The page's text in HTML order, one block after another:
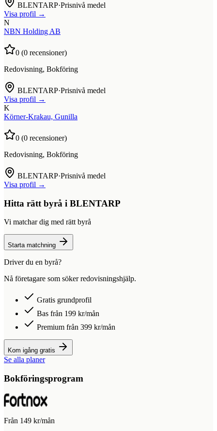
BLENTARP·Prisnivå medel
Visa profil →
N
NBN Holding AB
0 (0 recensioner)
Redovisning, Bokföring
BLENTARP·Prisnivå medel
Visa profil →
K
Körner-Krakau, Gunilla
0 (0 recensioner)
Redovisning, Bokföring
BLENTARP·Prisnivå medel
Visa profil →
Hitta rätt byrå i BLENTARP
Vi matchar dig med rätt byrå
Starta matchning
Driver du en byrå?
Nå företagare som söker redovisningshjälp.
Gratis grundprofil
Bas från 199 kr/mån
Premium från 399 kr/mån
Kom igång gratis
Se alla planer
Bokföringsprogram
Från 149 kr/mån